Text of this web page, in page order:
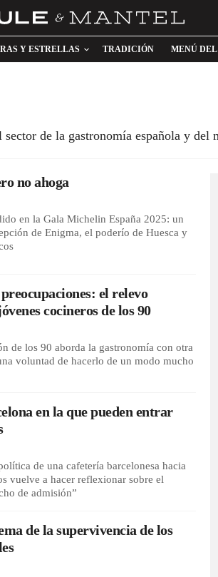
Y ESTRELLAS TRADICIÓN MENÚ
de la gastronomía española y del
no ahoga
en la Gala Michelin España 2025: un
de Enigma, el poderío de Huesca y
el relevo
cocineros de los 90
de los 90 aborda la gastronomía con otra
voluntad de hacerlo de un modo mucho
en la que pueden entrar
de una cafetería barcelonesa hacia
vuelve a hacer reflexionar sobre el
de admisión”
de la supervivencia de los